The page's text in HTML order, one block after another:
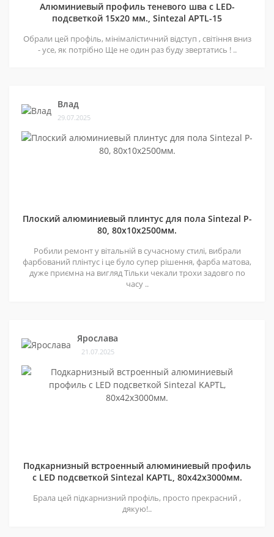
Алюминиевый профиль теневого шва c LED-
подсветкой 15х20 мм., Sintezal APTL-15
Обрали цей профіль, мінімалістичний відступ , світіння вниз
- усе, як потрібно Ще не один раз буду звертатись ! ..
Влад
29.07.2025
Плоский алюминиевый плинтус для пола Sintezal P-
80, 80х10х2500мм.
Робили ремонт у вітальній в сучасному стилі, вибрали
фарбований плінтус і це було супер рішення, фарба матова,
дуже приємна на вигляд Тільки чекали трохи задовго по
часу ..
Ярослава
21.07.2025
Подкарнизный встроенный алюминиевый профиль
с LED подсветкой Sintezal KAPTL, 80х42x3000мм.
Брала цей підкарнизний профіль, просто прекрасний ,
дякую!..